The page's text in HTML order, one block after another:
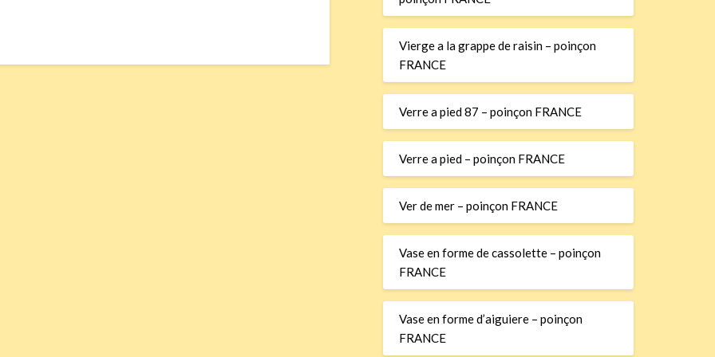
Vierge a la grappe de raisin – poinçon
FRANCE
Verre a pied 87 – poinçon FRANCE
Verre a pied – poinçon FRANCE
Ver de mer – poinçon FRANCE
Vase en forme de cassolette – poinçon
FRANCE
Vase en forme d’aiguiere – poinçon
FRANCE